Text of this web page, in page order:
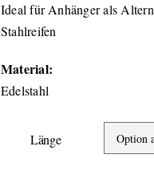
Ideal für Anhänger als
Stahlreifen
Material:
Edelstahl
Länge